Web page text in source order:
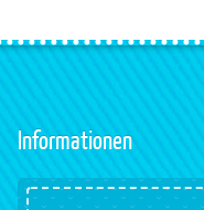
Informationen